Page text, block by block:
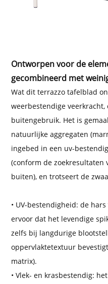
Ontworpen voor de
gecombineerd met
Wat dit terrazzo tafelblad
weerbestendige
buitengebruik. Het is
natuurlijke aggregaten
ingebed in een uv-
(conform de zoekresultaten
buiten), en trotseert de
• UV-bestendigheid: de
ervoor dat het levendige
zelfs bij langdurige
oppervlaktetextuur
matrix).
• Vlek- en krasbestendig: